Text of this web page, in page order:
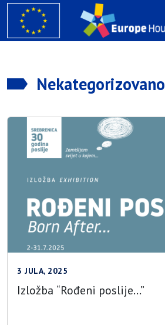
Nekategorizovano
3 JULA, 2025
Izložba “Rođeni poslije…”